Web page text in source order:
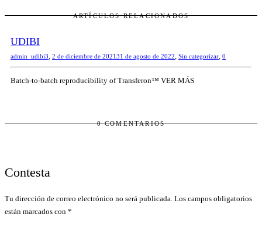
ARTÍCULOS RELACIONADOS
UDIBI
admin_udibi3, 2 de diciembre de 202131 de agosto de 2022, Sin categorizar, 0
Batch-to-batch reproducibility of Transferon™ VER MÁS
0 COMENTARIOS
Contesta
Tu dirección de correo electrónico no será publicada. Los campos obligatorios
están marcados con *